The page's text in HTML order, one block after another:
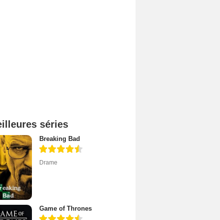
séries
Breaking Bad
Drame
Game of Thrones